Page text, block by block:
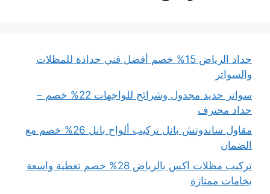
حداد الرياض 15% خصم أفضل فني حدادة للمظلات
والسواتر
سواتر حديد مجدول وشرائح للواجهات 22% خصم –
حداد محترف
مقاول ساندوتش بانل تركيب ألواح بانل 26% خصم مع
الضمان
تركيب مظلات اكس بالرياض 28% خصم تغطية واسعة
بخامات ممتازة